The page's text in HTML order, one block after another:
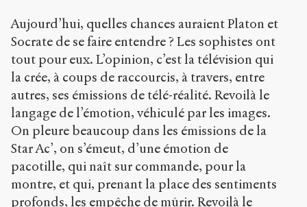
Aujourd’hui, quelles chances auraient Platon et
Socrate de se faire entendre ? Les sophistes ont
tout pour eux. L’opinion, c’est la télévision qui
la crée, à coups de raccourcis, à travers, entre
autres, ses émissions de télé-réalité. Revoilà le
langage de l’émotion, véhiculé par les images.
On pleure beaucoup dans les émissions de la
Star Ac’, on s’émeut, d’une émotion de
pacotille, qui naît sur commande, pour la
montre, et qui, prenant la place des sentiments
profonds, les empêche de mûrir. Revoilà le